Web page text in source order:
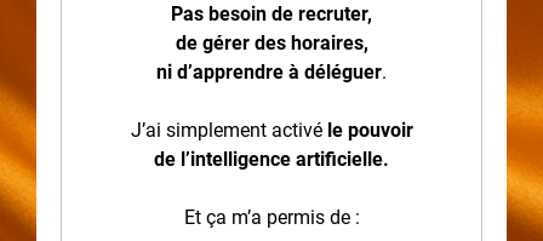
Pas besoin de recruter,
de gérer des horaires,
ni d’apprendre à déléguer.
J’ai simplement activé le pouvoir
de l’intelligence artificielle.
Et ça m’a permis de :